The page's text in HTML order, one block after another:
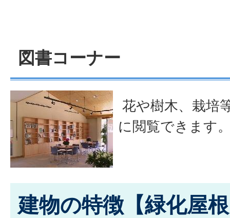
図書コーナー
花や樹木、栽培
に閲覧できます
建物の特徴【緑化屋